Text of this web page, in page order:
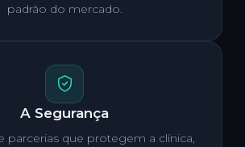
padrão do mercado.
A Segurança
parcerias que protegem a clínica,